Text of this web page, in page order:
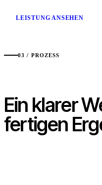
LEISTUNG ANSEHEN
03 / PROZESS
Ein klarer
fertigen